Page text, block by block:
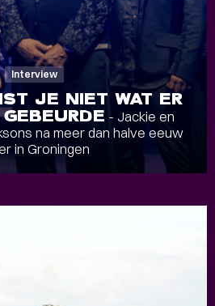
Interview
JE NIET WAT ER
- Jackie en
na meer dan halve eeuw
in Groningen